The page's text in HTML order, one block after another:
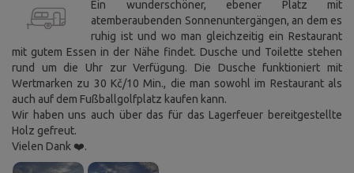
Ein wunderschöner, ebener Platz mit
atemberaubenden Sonnenuntergängen, an dem es
ruhig ist und wo man gleichzeitig ein Restaurant
mit gutem Essen in der Nähe findet. Dusche und Toilette stehen
rund um die Uhr zur Verfügung. Die Dusche funktioniert mit
Wertmarken zu 30 Kč/10 Min., die man sowohl im Restaurant als
auch auf dem Fußballgolfplatz kaufen kann.
Wir haben uns auch über das für das Lagerfeuer bereitgestellte
Holz gefreut.
Vielen Dank ❤️.